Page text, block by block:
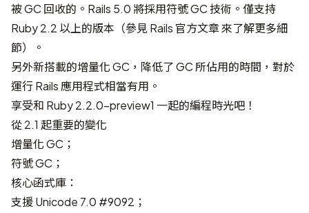
被 GC 回收的。Rails 5.0 將採用符號 GC 技術。僅支持
Ruby 2.2 以上的版本（參見 Rails 官方文章來了解更多細
節）。
另外新搭載的增量化 GC，降低了 GC 所佔用的時間，對於
運行 Rails 應用程式相當有用。
享受和 Ruby 2.2.0-preview1 一起的編程時光吧！
從 2.1 起重要的變化
增量化 GC ；
符號 GC ；
核心函式庫：
支援 Unicode 7.0 #9092 ；